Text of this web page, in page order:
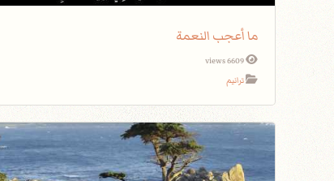
ما أعجب النعمة
6609 views
ترانيم